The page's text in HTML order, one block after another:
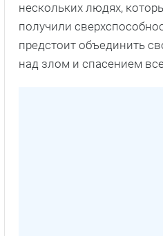
нескольких людях,
получили
предстоит объединить
над злом и спасением